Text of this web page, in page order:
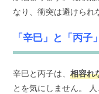
なり、衝突は避けられ
「辛巳」と「丙子
辛巳と丙子は、相容れ
とを気にしません。